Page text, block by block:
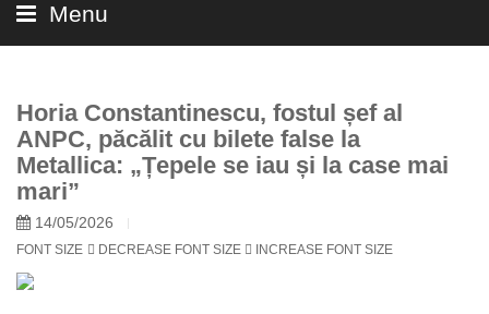
Menu
Horia Constantinescu, fostul șef al
ANPC, păcălit cu bilete false la
Metallica: „Țepele se iau și la case mai
mari”
14/05/2026
FONT SIZE DECREASE FONT SIZE INCREASE FONT SIZE